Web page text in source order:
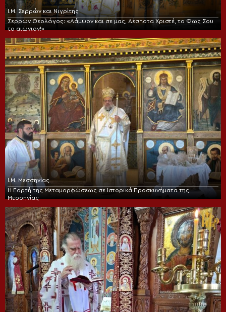
Ι.Μ. Σερρών και Νιγρίτης
Σερρών Θεολόγος: «Λάμψον και σε μας, Δέσποτα Χριστέ, το Φως Σου
το αιώνιον!»
Ι.Μ. Μεσσηνίας
Η Εορτή της Μεταμορφώσεως σε Ιστορικά Προσκυνήματα της
Μεσσηνίας